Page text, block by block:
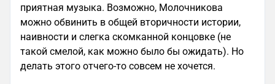
приятная музыка. Возможно, Молочникова
можно обвинить в общей вторичности истории,
наивности и слегка скомканной концовке (не
такой смелой, как можно было бы ожидать). Но
делать этого отчего-то совсем не хочется.